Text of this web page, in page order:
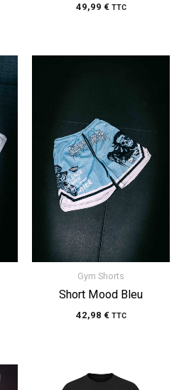
49,99 € TTC
Gym Shorts
Short Mood Bleu
42,98 € TTC